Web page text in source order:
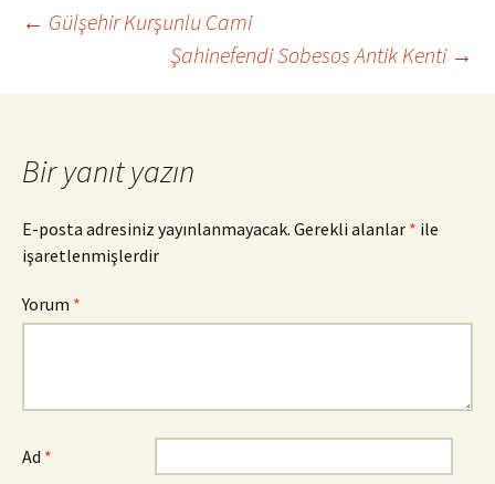
Yazı
dolaşımı
← Gülşehir Kurşunlu Cami
Şahinefendi Sobesos Antik Kenti →
Bir yanıt yazın
E-posta adresiniz yayınlanmayacak. Gerekli alanlar * ile
işaretlenmişlerdir
Yorum *
Ad *